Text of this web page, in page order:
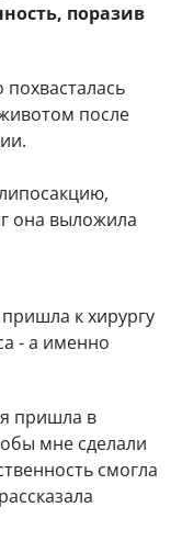
поразив
после
она выложила
к хирургу
- а именно
пришла в
мне сделали
смогла